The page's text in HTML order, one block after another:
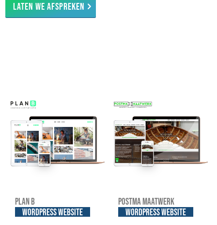
Laten we afspreken
Plan B
WordPress website
Postma Maatwerk
WordPress website